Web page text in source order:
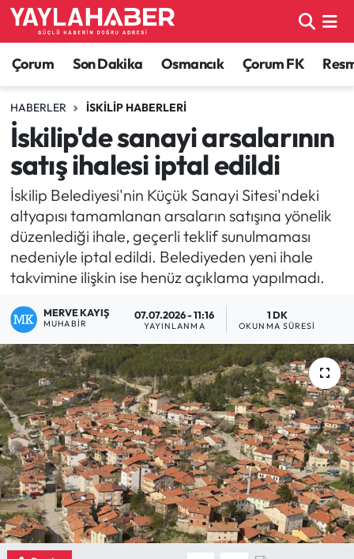
Çorum Son Dakika Osmancık Çorum FK
HABERLER İSKILIP HABERLERI
İskilip'de sanayi arsalarının
satış ihalesi iptal edildi
İskilip Belediyesi'nin Küçük Sanayi Sitesi'ndeki
altyapısı tamamlanan arsaların satışına yönelik
düzenlediği ihale, geçerli teklif sunulmaması
nedeniyle iptal edildi. Belediyeden yeni ihale
takvimine ilişkin ise henüz açıklama yapılmadı.
MERVE KAYIŞ
MUHABIR
07.07.2026 - 11:16
YAYINLANMA
1 DK
OKUNMA SÜRESI
Alaca Haberleri
Bayat Haberleri
Bilgi - Keşfet Haberleri
Bilim ve Teknoloji
Boğazkale Haberleri
Çorum Haberleri
Dodurga Haberleri
Eğitim
Ekonomi
Güncel
İskilip Haberleri
Kargı Haberleri
Çorum Nöbetçi Eczaneler
Çorum Hava Durumu
Çorum Namaz Vakitleri
Çorum Trafik Yoğunluk Haritası
TFF 1.Lig Puan Durumu ve Fikstür
Tüm Manşetler
Haber Arşivi